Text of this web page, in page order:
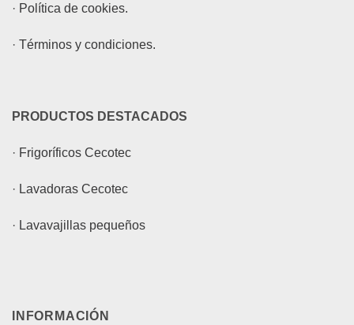
· Política de cookies.
· Términos y condiciones.
PRODUCTOS DESTACADOS
· Frigoríficos Cecotec
· Lavadoras Cecotec
· Lavavajillas pequeños
INFORMACIÓN